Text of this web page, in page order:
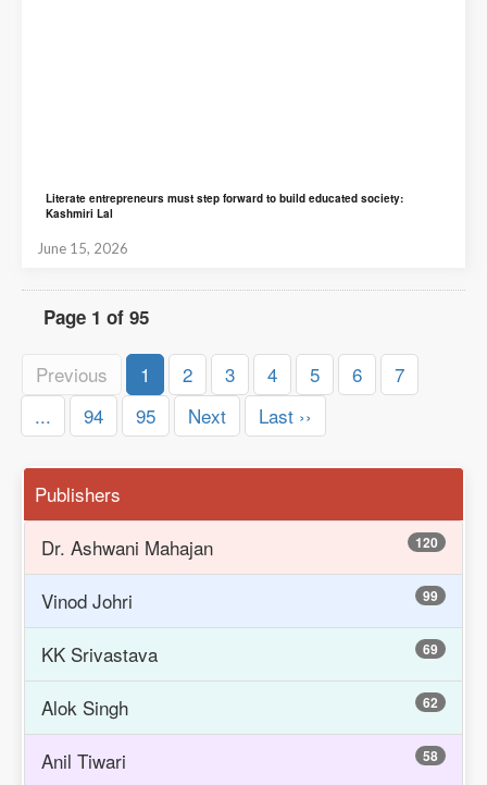
Literate entrepreneurs must step forward to build educated society:
Kashmiri Lal
June 15, 2026
Page 1 of 95
Previous 1 2 3 4 5 6
7
...
94 95 Next Last ››
Publishers
Dr. Ashwani Mahajan
120
Vinod Johri 99
KK Srivastava 69
Alok Singh 62
Anil Tiwari 58